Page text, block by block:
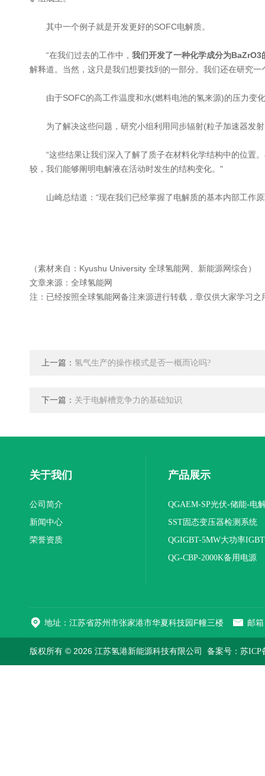
其中一个例子就是开发更好的SOFC电解质。
“在我们过去的工作中， 我们开发了一种化学成分为
解释道。当然，这只是我们想要找到的一部分。我们还在研究
由于SOFC的高工作温度和水(燃料电池的氢来源)的压力变
为了解决这些问题，研究小组利用同步辐射(粒子加速器发
“这些结果让我们深入了解了质子在材料化学结构中的位置。
较，我们能够阐明电解液在活动时发生的结构变化。"
山崎总结道：“现在我们已经掌握了电解质的基本内部工作原
（素材来自：Kyushu University 全球氢能网、新能源网综合）
文章来源：全球氢能网
注：已经按照全球氢能网备注来源进行转载，章仅供大家学习之
上一篇： 氢气生产的操作模式是否一概而论吗?
下一篇： 关于电解槽竞争力的基础知识
关于我们
公司简介
新闻中心
荣誉资质
产品展示
QGAEM-SP光伏-储能-电
体化测试平台
SST固态变压器检测系统
QGIGBT-5MW大功率
电源
QG-CBP-2000K备用电源
地址：江苏省苏州市张家港市华夏科技园F幢三楼 邮
版权所有 © 2026 江苏氢港新能源科技有限公司 备案号：苏ICP